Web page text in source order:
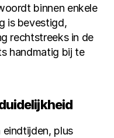
binnen enkele
is bevestigd,
rechtstreeks in de
handmatig bij te
plus